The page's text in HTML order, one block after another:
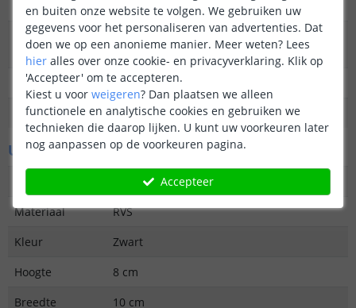
Functie
Functioneel en decoratief
Aantal lampen in
set
3
IP waarde
IP44 (geschikt voor buiten)
Garantie
2 jaar
Uiterlijke kenmerken
Modern
Materiaal
RVS
Kleur
Zwart
Hoogte
8 cm
Breedte
10 cm
en buiten onze website te volgen. We gebruiken uw
gegevens voor het personaliseren van advertenties. Dat
doen we op een anonieme manier. Meer weten? Lees
hier alles over onze cookie- en privacyverklaring. Klik op
'Accepteer' om te accepteren.
Kiest u voor weigeren? Dan plaatsen we alleen
functionele en analytische cookies en gebruiken we
technieken die daarop lijken. U kunt uw voorkeuren later
nog aanpassen op de voorkeuren pagina.
Accepteer